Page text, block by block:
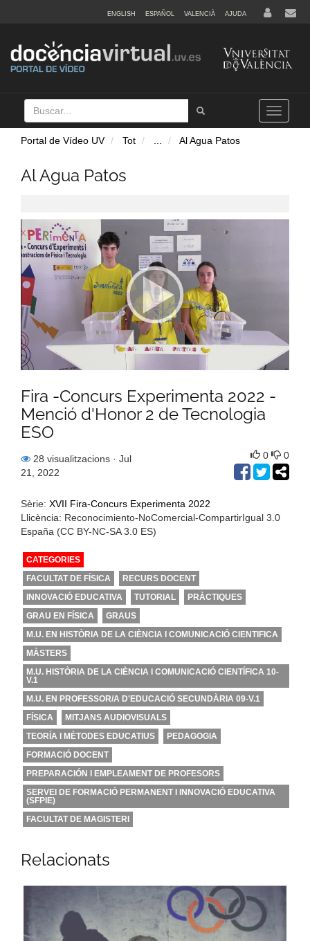
ENGLISH ESPAÑOL VALENCIÀ AJUDA
Buscar
Tramet
Toggle
navigation
Portal de Vídeo UV Tot Al Agua Patos
Al Agua Patos
Fira -Concurs Experimenta 2022 -
Menció d'Honor 2 de Tecnologia
ESO
28 visualitzacions · Jul
21, 2022
0 0
Sèrie: XVII Fira-Concurs Experimenta 2022
Llicència: Reconocimiento-NoComercial-CompartirIgual 3.0
España (CC BY-NC-SA 3.0 ES)
CATEGORIES
FACULTAT DE FÍSICA
RECURS DOCENT
INNOVACIÓ EDUCATIVA
TUTORIAL
PRÀCTIQUES
GRAU EN FÍSICA
GRAUS
M.U. EN HISTÒRIA DE LA CIÈNCIA I COMUNICACIÓ CIENTIFICA
MÀSTERS
M.U. HISTÒRIA DE LA CIÈNCIA I COMUNICACIÓ CIENTÍFICA 10-
V.1
M.U. EN PROFESSOR/A D'EDUCACIÓ SECUNDÀRIA 09-V.1
FÍSICA
MITJANS AUDIOVISUALS
TEORÍA I MÈTODES EDUCATIUS
PEDAGOGIA
FORMACIÓ DOCENT
PREPARACIÓN I EMPLEAMENT DE PROFESORS
SERVEI DE FORMACIÓ PERMANENT I INNOVACIÓ EDUCATIVA
(SFPIE)
FACULTAT DE MAGISTERI
Relacionats